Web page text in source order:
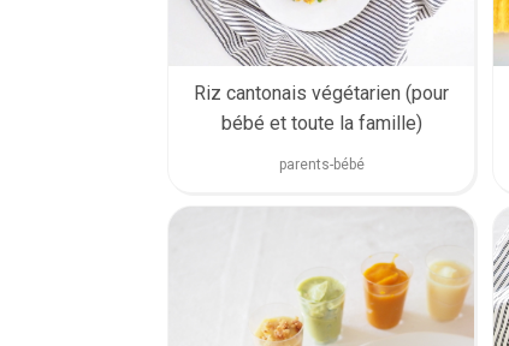
Riz cantonais végétarien (pour
bébé et toute la famille)
parents-bébé